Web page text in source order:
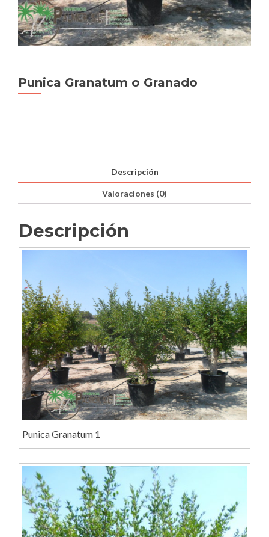
Punica Granatum o Granado
Descripción
Valoraciones (0)
Descripción
Punica Granatum 1